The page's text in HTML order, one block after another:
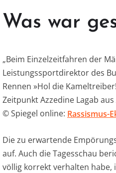
Was war
„Beim Einzelzeitfahren der
Leistungssportdirektor des
Rennen »Hol die
Zeitpunkt Azzedine Lagab
© Spiegel online: Rassismus-
Die zu erwartende
auf. Auch die Tagesschau
völlig korrekt verhalten habe,